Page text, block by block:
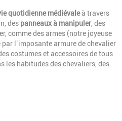
quotidienne médiévaleà travers
des panneaux à manipuler, des
comme des armes (notre joyeuse
l’imposante armure de chevalier
costumes et accessoires de tous
les habitudes des chevaliers, des